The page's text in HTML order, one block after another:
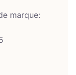
marque: